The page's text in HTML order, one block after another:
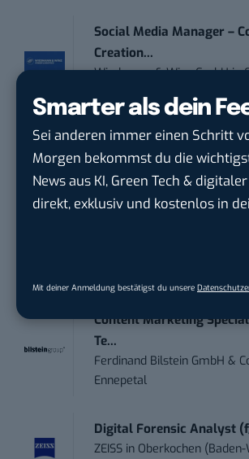
Smarter als dein
Sei anderen immer einen Schritt
Morgen bekommst du die
News aus KI, Green Tech &
direkt, exklusiv und kostenlos in
Mit deiner Anmeldung bestätigst du unsere
Social Media Manager –
Creation...
Wiedmann & Winz GmbHin
IT Sales & Online
(m/w/...
Instaffo GmbHinKarlsruhe
Content Marketing
Te...
Ferdinand Bilstein GmbH &
Ennepetal
Digital Forensic Analyst
ZEISS in Oberkochen